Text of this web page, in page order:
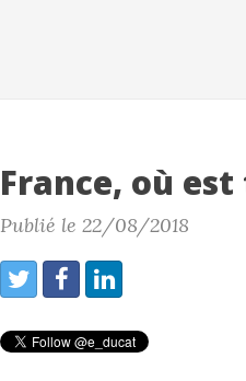
France, où
Publié le 22/08/2018